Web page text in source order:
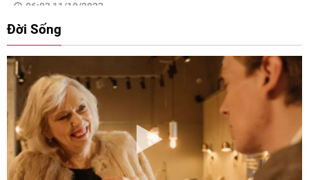
06:03 11/10/2023
Đời Sống